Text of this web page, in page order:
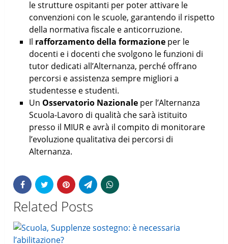
le strutture ospitanti per poter attivare le
convenzioni con le scuole, garantendo il rispetto
della normativa fiscale e anticorruzione.
Il rafforzamento della formazioneper le
docenti e i docenti che svolgono le funzioni di
tutor dedicati all’Alternanza, perché offrano
percorsi e assistenza sempre migliori a
studentesse e studenti.
Un Osservatorio Nazionaleper l’Alternanza
Scuola-Lavoro di qualità che sarà istituito
presso il MIUR e avrà il compito di monitorare
l’evoluzione qualitativa dei percorsi di
Alternanza.
Related Posts